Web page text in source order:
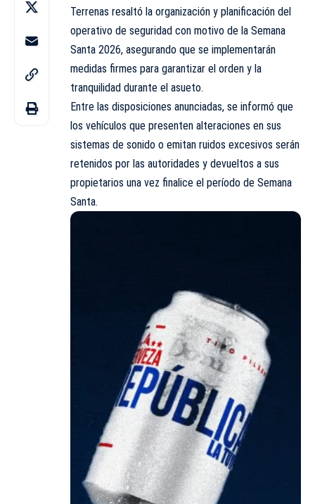
Terrenas resaltó la organización y planificación del
operativo de seguridad con motivo de la Semana
Santa 2026, asegurando que se implementarán
medidas firmes para garantizar el orden y la
tranquilidad durante el asueto.
Entre las disposiciones anunciadas, se informó que
los vehículos que presenten alteraciones en sus
sistemas de sonido o emitan ruidos excesivos serán
retenidos por las autoridades y devueltos a sus
propietarios una vez finalice el período de Semana
Santa.